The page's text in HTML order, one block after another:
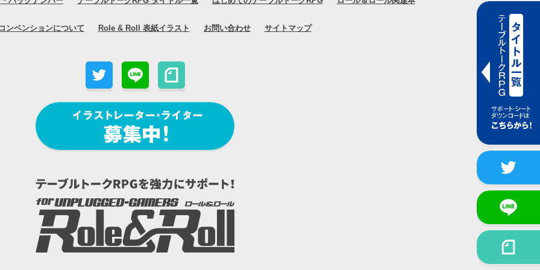
ンベンションについて Role & Roll 表紙イラスト お問い合わせ サイトマップ